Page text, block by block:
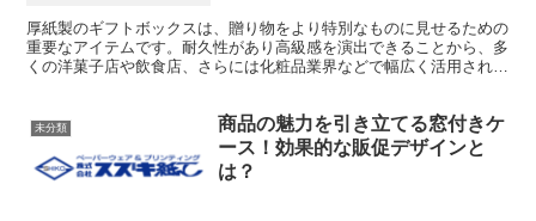
厚紙製のギフトボックスは、贈り物をより特別なものに見せるための
重要なアイテムです。耐久性があり高級感を演出できることから、多
くの洋菓子店や飲食店、さらには化粧品業界などで幅広く活用されて
未分類
商品の魅力を引き立てる窓付きケ
ース！効果的な販促デザインと
は？